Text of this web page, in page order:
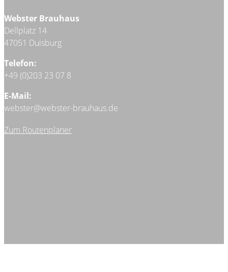
Webster Brauhaus
Dellplatz 14
47051 Duisburg
Telefon:
+49 (0)203 23 07 8
E-Mail:
webster@webster-brauhaus.de
Zum Routenplaner